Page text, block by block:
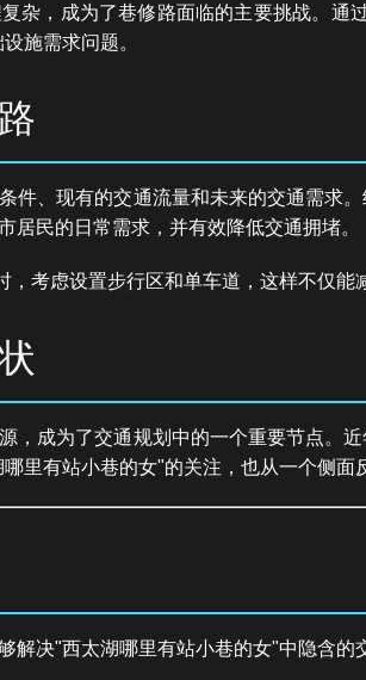
杂，成为了巷修路面临的主要挑战。
施需求问题。
件、现有的交通流量和未来的交通需求
居民的日常需求，并有效降低交通拥堵。
，考虑设置步行区和单车道，这样不仅能
，成为了交通规划中的一个重要节点。
里有站小巷的女"的关注，也从一个侧面
解决"西太湖哪里有站小巷的女"中隐含的